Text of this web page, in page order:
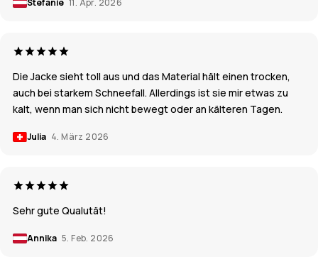
Stefanie 11. Apr. 2026
Die Jacke sieht toll aus und das Material hält einen trocken,
auch bei starkem Schneefall. Allerdings ist sie mir etwas zu
kalt, wenn man sich nicht bewegt oder an kälteren Tagen.
Julia 4. März 2026
Sehr gute Qualutät!
Annika 5. Feb. 2026